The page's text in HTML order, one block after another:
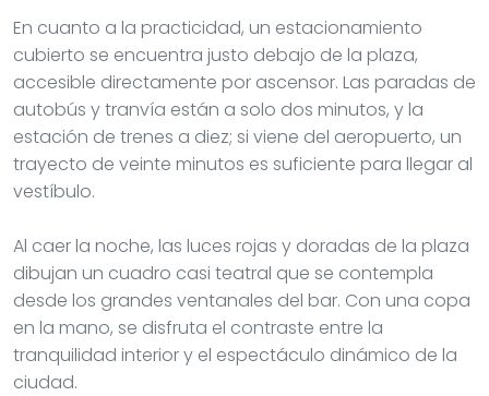
En cuanto a la practicidad, un estacionamiento
cubierto se encuentra justo debajo de la plaza,
accesible directamente por ascensor. Las paradas de
autobús y tranvía están a solo dos minutos, y la
estación de trenes a diez; si viene del aeropuerto, un
trayecto de veinte minutos es suficiente para llegar al
vestíbulo.
Al caer la noche, las luces rojas y doradas de la plaza
dibujan un cuadro casi teatral que se contempla
desde los grandes ventanales del bar. Con una copa
en la mano, se disfruta el contraste entre la
tranquilidad interior y el espectáculo dinámico de la
ciudad.